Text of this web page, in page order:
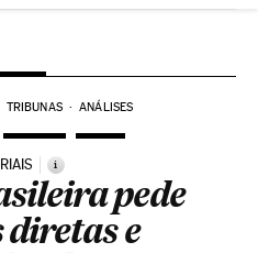
TRIBUNAS ANÁLISES
i
pede
diretas e